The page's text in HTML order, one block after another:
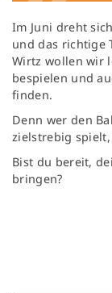
Im Juni dreht
und das richtige
Wirtz wollen wir
bespielen und
finden.
Denn wer den
zielstrebig
Bist du bereit,
bringen?